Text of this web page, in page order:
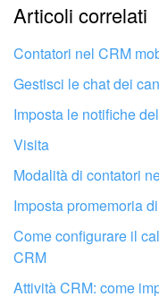
Troppo breve, ho
Non mi soddisfa
Articoli correlati
Contatori nel CRM
Gestisci le chat dei
Imposta le notifiche
Visita
Modalità di contatori
Imposta promemoria
Come configurare il
CRM
Attività CRM: come